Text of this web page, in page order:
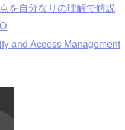
を自分なりの理解で解説
and Access Management